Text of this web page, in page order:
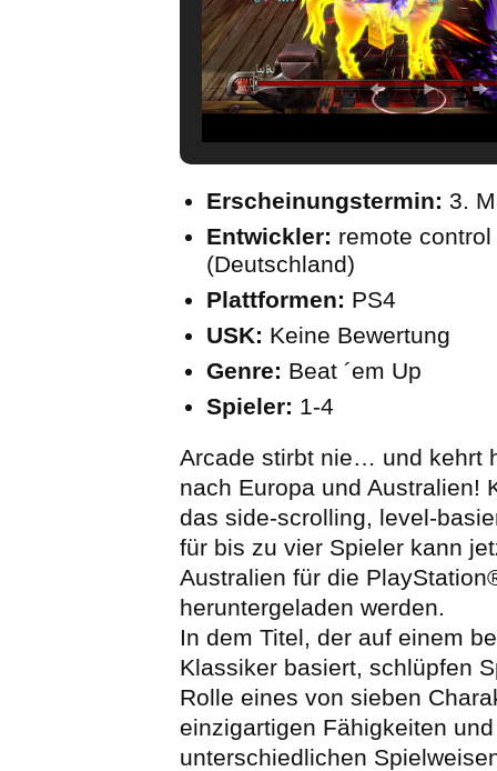
Erscheinungstermin: 3.
Entwickler: remote
(Deutschland)
Plattformen: PS4
USK: Keine Bewertung
Genre: Beat ´em Up
Spieler: 1-4
Arcade stirbt nie… und kehrt
nach Europa und Australien!
das side-scrolling, level-
für bis zu vier Spieler kann
Australien für die
heruntergeladen werden.
In dem Titel, der auf einem
Klassiker basiert, schlüpfen
Rolle eines von sieben
einzigartigen Fähigkeiten und
unterschiedlichen